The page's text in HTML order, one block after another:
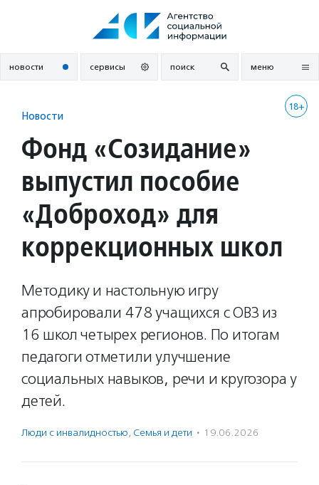
новости сервисы поиск меню
18+
Новости
Фонд «Созидание»
выпустил пособие
«Доброход» для
коррекционных школ
Методику и настольную игру
апробировали 478 учащихся с ОВЗ из
16 школ четырех регионов. По итогам
педагоги отметили улучшение
социальных навыков, речи и кругозора у
детей.
Люди с инвалидностью, Семья и дети · 19.06.2026